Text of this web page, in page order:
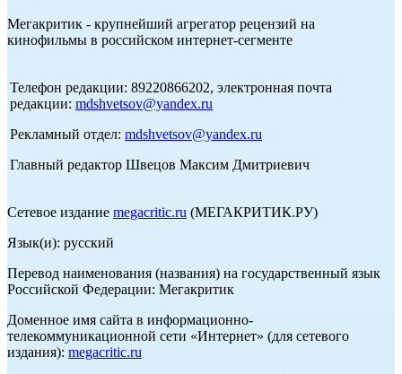
Мегакритик - крупнейший агрегатор рецензий на
кинофильмы в российском интернет-сегменте
Телефон редакции: 89220866202, электронная почта
редакции: mdshvetsov@yandex.ru
Рекламный отдел: mdshvetsov@yandex.ru
Главный редактор Швецов Максим Дмитриевич
Сетевое издание megacritic.ru (МЕГАКРИТИК.РУ)
Язык(и): русский
Перевод наименования (названия) на государственный язык
Российской Федерации: Мегакритик
Доменное имя сайта в информационно-
телекоммуникационной сети «Интернет» (для сетевого
издания): megacritic.ru